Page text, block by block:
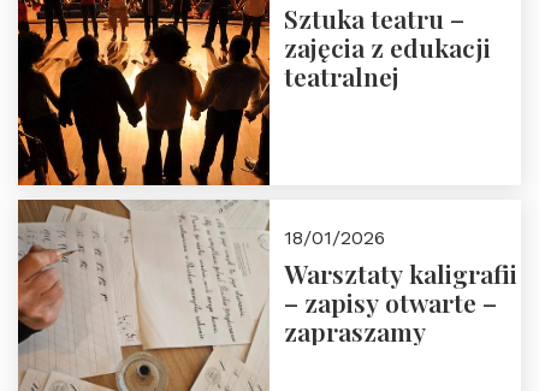
Sztuka teatru –
zajęcia z edukacji
teatralnej
18/01/2026
Warsztaty kaligrafii
– zapisy otwarte –
zapraszamy